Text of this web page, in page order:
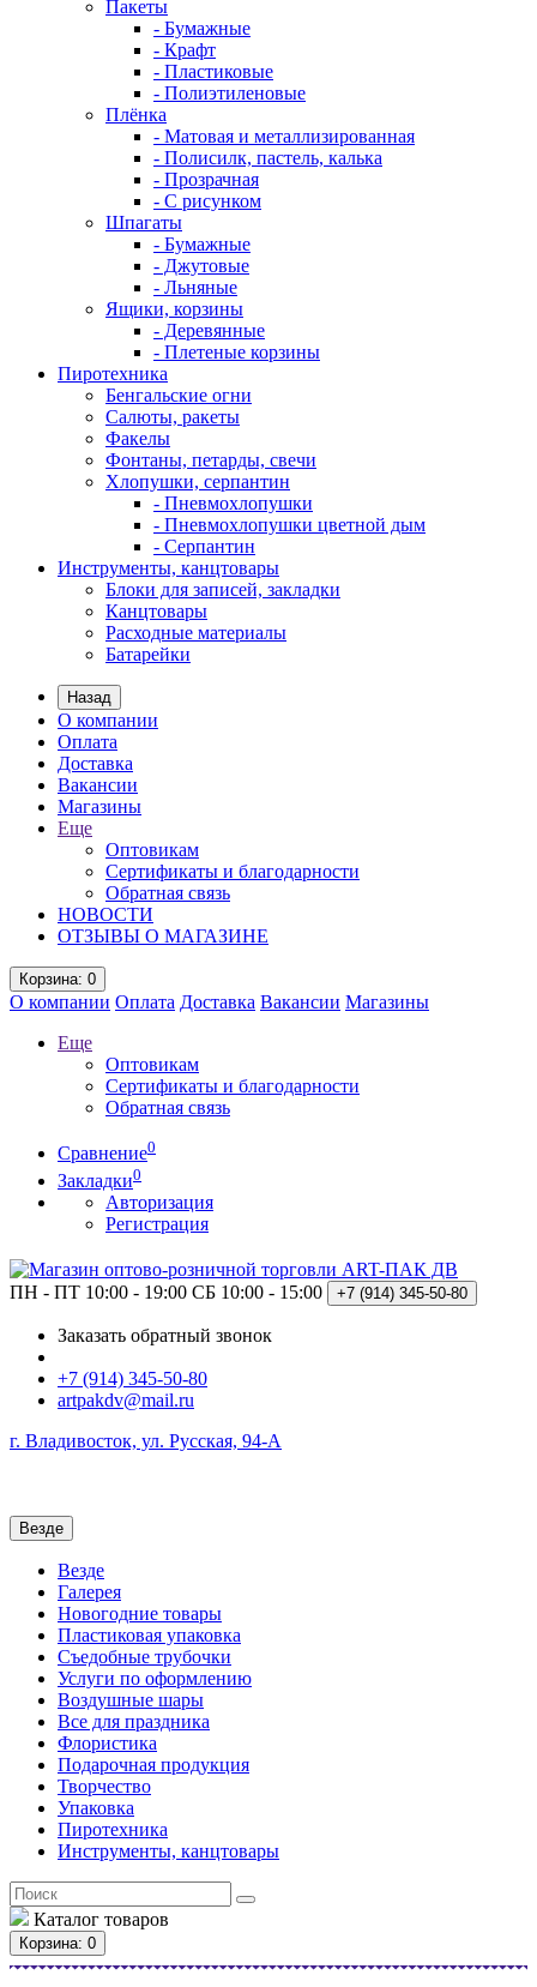
Пакеты
- Бумажные
- Крафт
- Пластиковые
- Полиэтиленовые
Плёнка
- Матовая и металлизированная
- Полисилк, пастель, калька
- Прозрачная
- С рисунком
Шпагаты
- Бумажные
- Джутовые
- Льняные
Ящики, корзины
- Деревянные
- Плетеные корзины
Пиротехника
Бенгальские огни
Салюты, ракеты
Факелы
Фонтаны, петарды, свечи
Хлопушки, серпантин
- Пневмохлопушки
- Пневмохлопушки цветной дым
- Серпантин
Инструменты, канцтовары
Блоки для записей, закладки
Канцтовары
Расходные материалы
Батарейки
Назад
О компании
Оплата
Доставка
Вакансии
Магазины
Еще
Оптовикам
Сертификаты и благодарности
Обратная связь
НОВОСТИ
ОТЗЫВЫ О МАГАЗИНЕ
Корзина: 0
О компании Оплата Доставка Вакансии Магазины
Еще
Оптовикам
Сертификаты и благодарности
Обратная связь
Сравнение0
Закладки0
Авторизация
Регистрация
ПН - ПТ 10:00 - 19:00 СБ 10:00 - 15:00 +7 (914) 345-50-80
Заказать обратный звонок
+7 (914) 345-50-80
artpakdv@mail.ru
г. Владивосток, ул. Русская, 94-А
Везде
Везде
Галерея
Новогодние товары
Пластиковая упаковка
Съедобные трубочки
Услуги по оформлению
Воздушные шары
Все для праздника
Флористика
Подарочная продукция
Творчество
Упаковка
Пиротехника
Инструменты, канцтовары
Каталог товаров
Корзина: 0